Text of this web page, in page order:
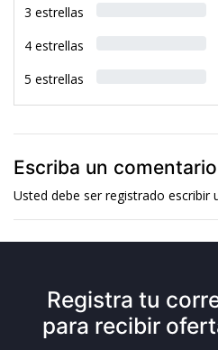
3 estrellas
4 estrellas
5 estrellas
Escriba un comentario
Usted debe serregistrado escribir
Registra tu
para recibir